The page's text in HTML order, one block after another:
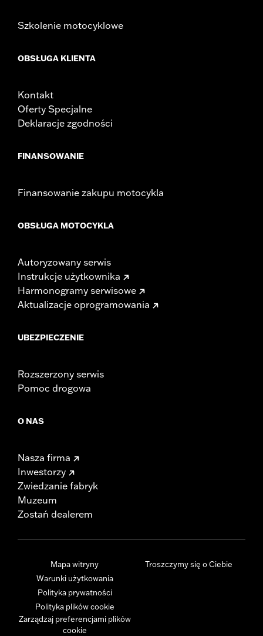
Szkolenie motocyklowe
OBSŁUGA KLIENTA
Kontakt
Oferty Specjalne
Deklaracje zgodności
FINANSOWANIE
Finansowanie zakupu motocykla
OBSŁUGA MOTOCYKLA
Autoryzowany serwis
Instrukcje użytkownika
Harmonogramy serwisowe
Aktualizacje oprogramowania
UBEZPIECZENIE
Rozszerzony serwis
Pomoc drogowa
O NAS
Nasza firma
Inwestorzy
Zwiedzanie fabryk
Muzeum
Zostań dealerem
Mapa witryny
Warunki użytkowania
Polityka prywatności
Polityka plików cookie
Zarządzaj preferencjami plików
cookie
Troszczymy się o Ciebie